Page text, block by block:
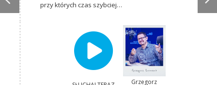
przy których czas szybciej…
Grzegorz